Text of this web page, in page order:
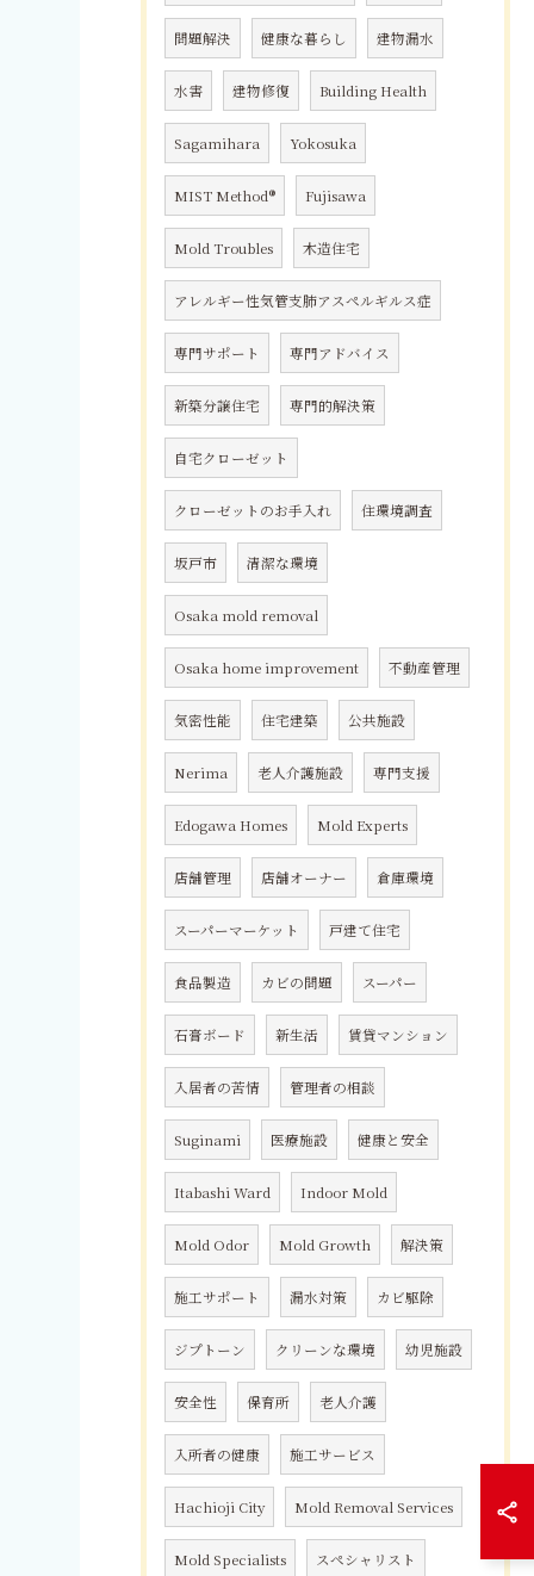
問題解決 健康な暮らし 建物漏水
水害 建物修復 Building Health
Sagamihara Yokosuka
MIST Method® Fujisawa
Mold Troubles 木造住宅
アレルギー性気管支肺アスペルギルス症
専門サポート 専門アドバイス
新築分譲住宅 専門的解決策
自宅クローゼット
クローゼットのお手入れ 住環境調査
坂戸市 清潔な環境
Osaka mold removal
Osaka home improvement 不動産管理
気密性能 住宅建築 公共施設
Nerima 老人介護施設 専門支援
Edogawa Homes Mold Experts
店舗管理 店舗オーナー 倉庫環境
スーパーマーケット 戸建て住宅
食品製造 カビの問題 スーパー
石膏ボード 新生活 賃貸マンション
入居者の苦情 管理者の相談
Suginami 医療施設 健康と安全
Itabashi Ward Indoor Mold
Mold Odor Mold Growth 解決策
施工サポート 漏水対策 カビ駆除
ジプトーン クリーンな環境 幼児施設
安全性 保育所 老人介護
入所者の健康 施工サービス
Hachioji City Mold Removal Services
Mold Specialists スペシャリスト